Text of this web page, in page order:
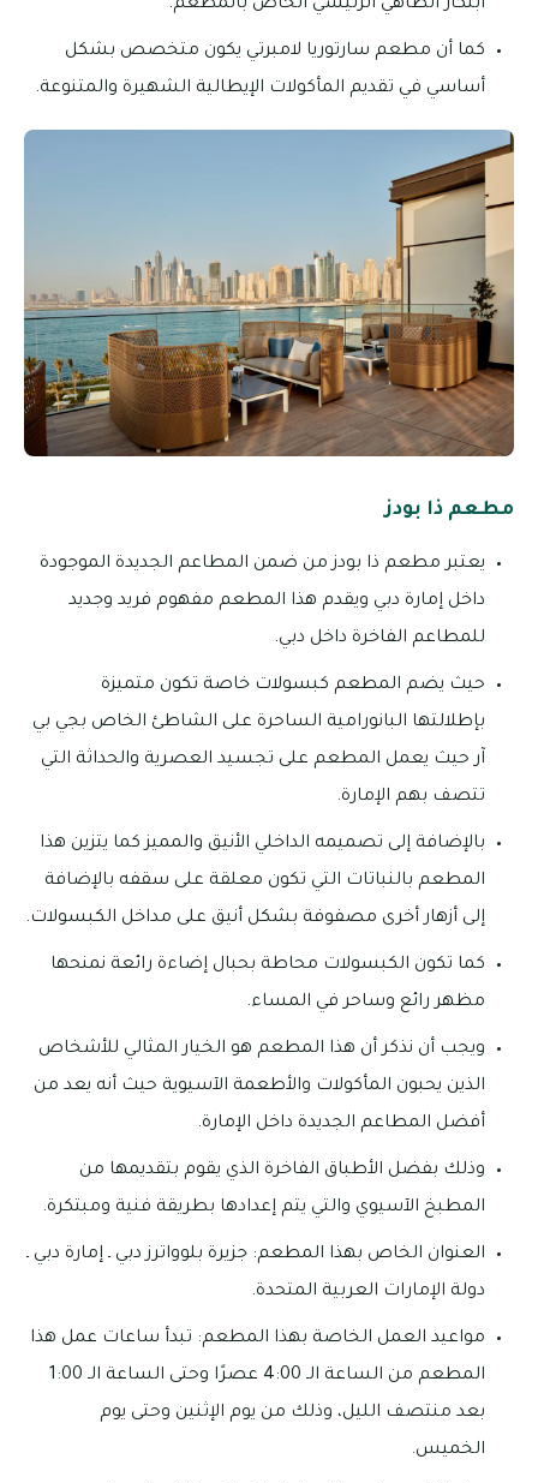
ابتكار الطاهي الرئيسي الخاص بالمطعم.
كما أن مطعم سارتوريا لامبرتي يكون متخصص بشكل
أساسي في تقديم المأكولات الإيطالية الشهيرة والمتنوعة.
مطعم ذا بودز
يعتبر مطعم ذا بودز من ضمن المطاعم الجديدة الموجودة
داخل إمارة دبي ويقدم هذا المطعم مفهوم فريد وجديد
للمطاعم الفاخرة داخل دبي.
حيث يضم المطعم كبسولات خاصة تكون متميزة
بإطلالتها البانورامية الساحرة على الشاطئ الخاص بجي بي
آر حيث يعمل المطعم على تجسيد العصرية والحداثة التي
تتصف بهم الإمارة.
بالإضافة إلى تصميمه الداخلي الأنيق والمميز كما يتزين هذا
المطعم بالنباتات التي تكون معلقة على سقفه بالإضافة
إلى أزهار أخرى مصفوفة بشكل أنيق على مداخل الكبسولات.
كما تكون الكبسولات محاطة بحبال إضاءة رائعة نمنحها
مظهر رائع وساحر في المساء.
ويجب أن نذكر أن هذا المطعم هو الخيار المثالي للأشخاص
الذين يحبون المأكولات والأطعمة الآسيوية حيث أنه يعد من
أفضل المطاعم الجديدة داخل الإمارة.
وذلك بفضل الأطباق الفاخرة الذي يقوم بتقديمها من
المطبخ الآسيوي والتي يتم إعدادها بطريقة فنية ومبتكرة.
العنوان الخاص بهذا المطعم: جزيرة بلوواترز دبي ـ إمارة دبي ـ
دولة الإمارات العربية المتحدة.
مواعيد العمل الخاصة بهذا المطعم: تبدأ ساعات عمل هذا
المطعم من الساعة الـ 4:00 عصرًا وحتى الساعة الـ 1:00
بعد منتصف الليل، وذلك من يوم الإثنين وحتى يوم
الخميس.